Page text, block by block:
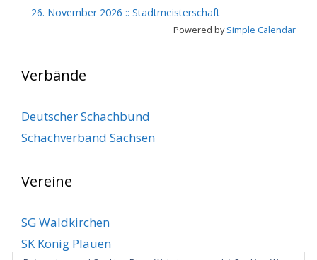
26. November 2026 :: Stadtmeisterschaft
Powered bySimple Calendar
Verbände
Deutscher Schachbund
Schachverband Sachsen
Vereine
SG Waldkirchen
SK König Plauen